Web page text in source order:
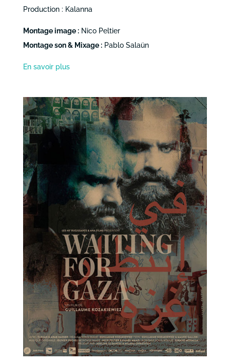
Production : Kalanna
Montage image :Nico Peltier
Montage son & Mixage :Pablo Salaün
En savoir plus